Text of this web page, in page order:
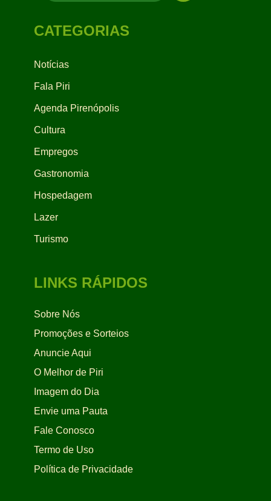
CATEGORIAS
Notícias
Fala Piri
Agenda Pirenópolis
Cultura
Empregos
Gastronomia
Hospedagem
Lazer
Turismo
LINKS RÁPIDOS
Sobre Nós
Promoções e Sorteios
Anuncie Aqui
O Melhor de Piri
Imagem do Dia
Envie uma Pauta
Fale Conosco
Termo de Uso
Política de Privacidade